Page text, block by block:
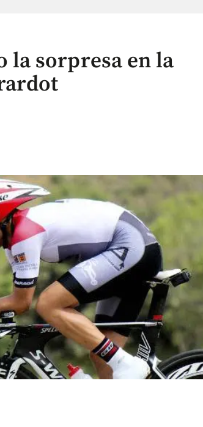
la sorpresa en la